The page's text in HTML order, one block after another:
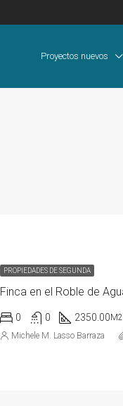
Proyectos nuevos
PROPIEDADES DE SEGUNDA
0 0 2350.00M2
Michele M. Lasso Barraza